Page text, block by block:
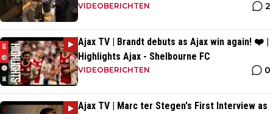
VIDEOBERICHTEN 2
Ajax TV | Brandt debuts as Ajax win again! ❤️ |
Highlights Ajax - Shelbourne FC
VIDEOBERICHTEN 0
Ajax TV | Marc ter Stegen's First Interview as